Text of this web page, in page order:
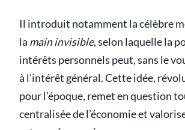
Il introduit notamment la célèbre
la main invisible, selon laquelle la
intérêts personnels peut, sans le
à l’intérêt général. Cette idée,
pour l’époque, remet en question
centralisée de l’économie et